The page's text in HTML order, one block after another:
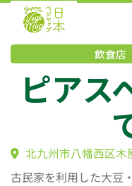
飲食
ピア
古民家を利用した大